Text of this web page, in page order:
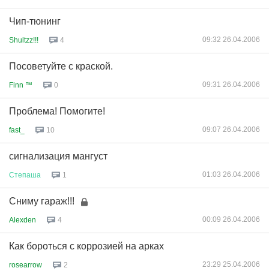
Чип-тюнинг
Shultzz!!! 4 09:32 26.04.2006
Посоветуйте с краской.
Finn ™ 0 09:31 26.04.2006
Проблема! Помогите!
fast_ 10 09:07 26.04.2006
сигнализация мангуст
Степаша 1 01:03 26.04.2006
Сниму гараж!!!
Alexden 4 00:09 26.04.2006
Как бороться с коррозией на арках
rosearrow 2 23:29 25.04.2006